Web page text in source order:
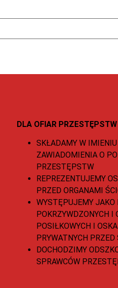
DLA OFIAR PRZESTĘPSTW
SKŁADAMY W
ZAWIADOMIENIA O
PRZESTĘPSTW
REPREZENTUJEMY
PRZED ORGANAMI
WYSTĘPUJEMY JAKO
POKRZYWDZONYCH I
POSIŁKOWYCH I
PRYWATNYCH PRZED
DOCHODZIMY
SPRAWCÓW